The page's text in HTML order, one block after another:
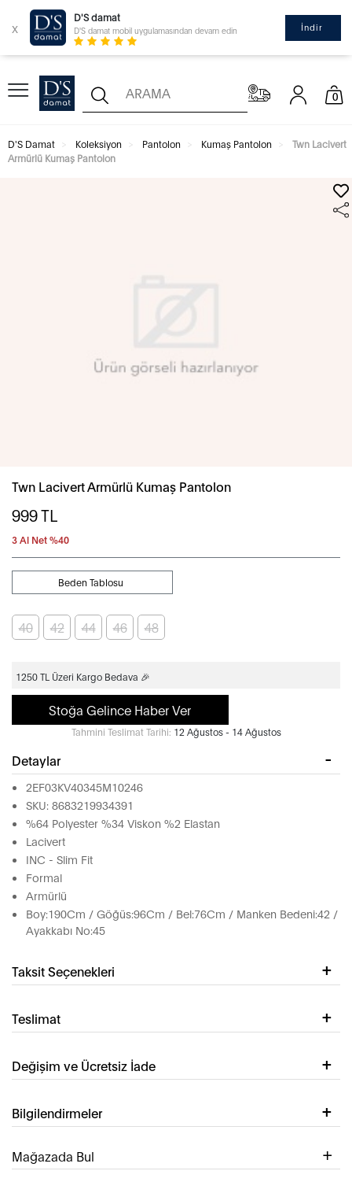
x
D'S damat
D'S damat mobil uygulamasından devam edin İndir
0
D'S Damat Koleksiyon Pantolon Kumaş Pantolon
Twn Lacivert
Armürlü Kumaş Pantolon
Twn Lacivert Armürlü Kumaş Pantolon
999TL
3 Al Net %40
Beden Tablosu
40 42 44 46 48
1250 TL Üzeri Kargo Bedava 🎉
Stoğa Gelince Haber Ver
Tahmini Teslimat Tarihi: 12 Ağustos - 14 Ağustos
Detaylar
2EF03KV40345M10246
SKU: 8683219934391
%64 Polyester %34 Viskon %2 Elastan
Lacivert
INC - Slim Fit
Formal
Armürlü
Boy:190Cm / Göğüs:96Cm / Bel:76Cm / Manken Bedeni:42 /
Ayakkabı No:45
Taksit Seçenekleri
Teslimat
Değişim ve Ücretsiz İade
Bilgilendirmeler
Mağazada Bul